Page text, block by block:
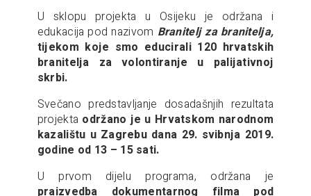
U sklopu projekta u Osijeku je održana i
edukacija pod nazivom Branitelj za branitelja,
tijekom koje smo educirali 120 hrvatskih
branitelja za volontiranje u palijativnoj
skrbi.
Svečano predstavljanje dosadašnjih rezultata
projekta održano je u Hrvatskom narodnom
kazalištu u Zagrebu dana 29. svibnja 2019.
godine od 13 – 15 sati.
U prvom dijelu programa, održana je
praizvedba dokumentarnog filma pod